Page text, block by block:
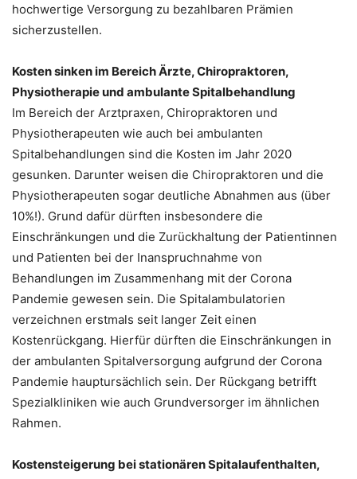
hochwertige Versorgung zu bezahlbaren Prämien
sicherzustellen.
Kosten sinken im Bereich Ärzte, Chiropraktoren,
Physiotherapie und ambulante Spitalbehandlung
Im Bereich der Arztpraxen, Chiropraktoren und
Physiotherapeuten wie auch bei ambulanten
Spitalbehandlungen sind die Kosten im Jahr 2020
gesunken. Darunter weisen die Chiropraktoren und die
Physiotherapeuten sogar deutliche Abnahmen aus (über
10%!). Grund dafür dürften insbesondere die
Einschränkungen und die Zurückhaltung der Patientinnen
und Patienten bei der Inanspruchnahme von
Behandlungen im Zusammenhang mit der Corona
Pandemie gewesen sein. Die Spitalambulatorien
verzeichnen erstmals seit langer Zeit einen
Kostenrückgang. Hierfür dürften die Einschränkungen in
der ambulanten Spitalversorgung aufgrund der Corona
Pandemie hauptursächlich sein. Der Rückgang betrifft
Spezialkliniken wie auch Grundversorger im ähnlichen
Rahmen.
Kostensteigerung bei stationären Spitalaufenthalten,